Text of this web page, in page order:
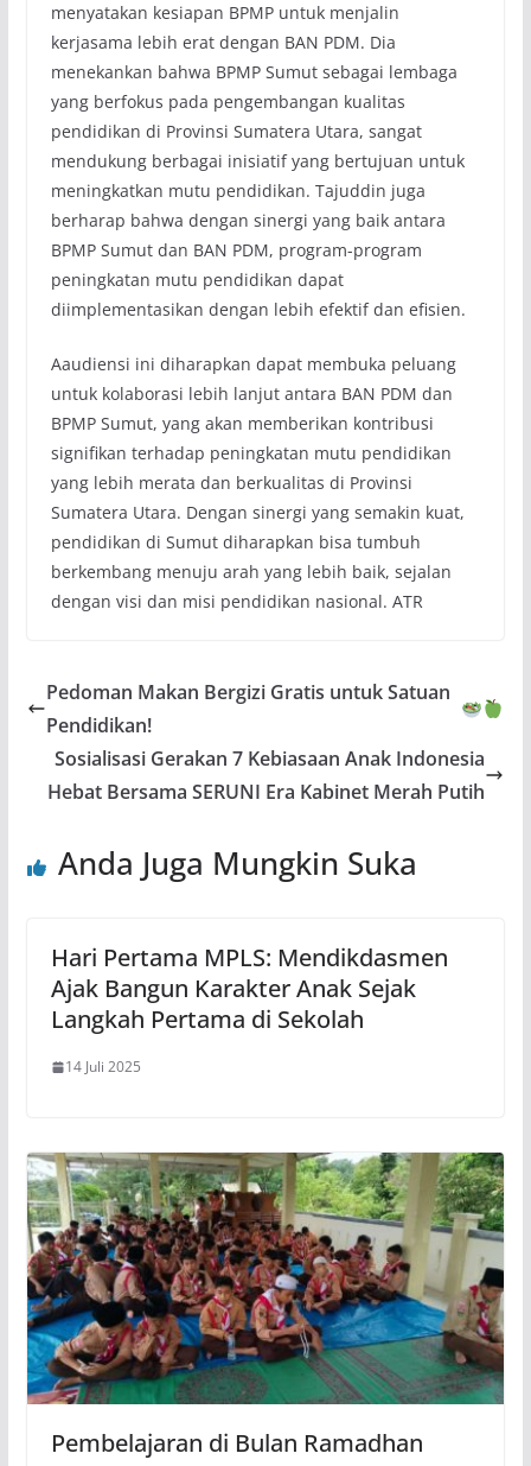
menyatakan kesiapan BPMP untuk menjalin
kerjasama lebih erat dengan BAN PDM. Dia
menekankan bahwa BPMP Sumut sebagai lembaga
yang berfokus pada pengembangan kualitas
pendidikan di Provinsi Sumatera Utara, sangat
mendukung berbagai inisiatif yang bertujuan untuk
meningkatkan mutu pendidikan. Tajuddin juga
berharap bahwa dengan sinergi yang baik antara
BPMP Sumut dan BAN PDM, program-program
peningkatan mutu pendidikan dapat
diimplementasikan dengan lebih efektif dan efisien.
Aaudiensi ini diharapkan dapat membuka peluang
untuk kolaborasi lebih lanjut antara BAN PDM dan
BPMP Sumut, yang akan memberikan kontribusi
signifikan terhadap peningkatan mutu pendidikan
yang lebih merata dan berkualitas di Provinsi
Sumatera Utara. Dengan sinergi yang semakin kuat,
pendidikan di Sumut diharapkan bisa tumbuh
berkembang menuju arah yang lebih baik, sejalan
dengan visi dan misi pendidikan nasional. ATR
Pedoman Makan Bergizi Gratis untuk Satuan
Pendidikan!
Sosialisasi Gerakan 7 Kebiasaan Anak Indonesia
Hebat Bersama SERUNI Era Kabinet Merah Putih
Anda Juga Mungkin Suka
Hari Pertama MPLS: Mendikdasmen
Ajak Bangun Karakter Anak Sejak
Langkah Pertama di Sekolah
14 Juli 2025
Pembelajaran di Bulan Ramadhan